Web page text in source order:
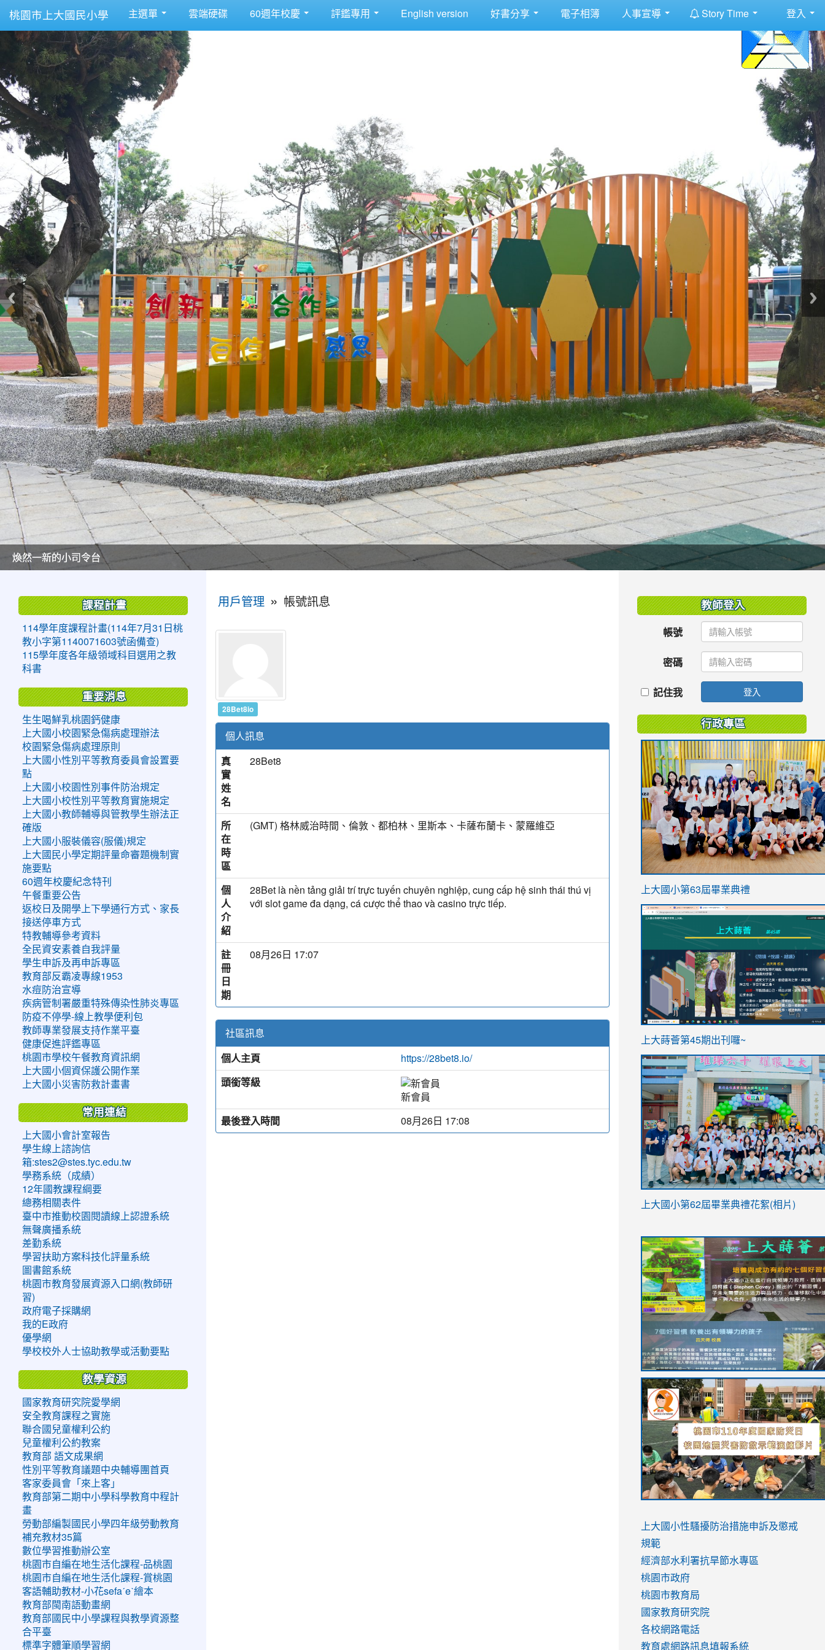
桃園市上大國民小學 主選單 雲端硬碟 60週年校慶 評鑑專用 English version 好書分享 電子相簿 人事宣導 Story Time 登入
美麗的操場是我們活力的來源
美麗的操場是我們活力的來源
煥然一新的小司令台
煥然一新的小司令台
富含桃園埤塘田園風光意象的中廊
富含桃園埤塘田園風光意象的中廊
嶄新的中庭廣場
嶄新的中庭廣場
水生池生生不息
水生池生生不息
用戶管理 » 帳號訊息
28Bet8io
個人訊息
真
實
姓
名
28Bet8
所
在
時
區
(GMT) 格林威治時間、倫敦、都柏林、里斯本、卡薩布蘭卡、蒙羅維亞
個
人
介
紹
28Bet là nền tảng giải trí trực tuyến chuyên nghiệp, cung cấp hệ sinh thái thú vị
với slot game đa dạng, cá cược thể thao và casino trực tiếp.
註
冊
日
期
08月26日 17:07
社區訊息
個人主頁
https://28bet8.io/
頭銜等級
新會員
最後登入時間
08月26日 17:08
課程計畫
114學年度課程計畫(114年7月31日桃
教小字第1140071603號函備查)
115學年度各年級領域科目選用之教
科書
重要消息
生生喝鮮乳桃園鈣健康
上大國小校園緊急傷病處理辦法
校園緊急傷病處理原則
上大國小性別平等教育委員會設置要
點
上大國小校園性別事件防治規定
上大國小校性別平等教育實施規定
上大國小教師輔導與管教學生辦法正
確版
上大國小服裝儀容(服儀)規定
上大國民小學定期評量命審題機制實
施要點
60週年校慶紀念特刊
午餐重要公告
返校日及開學上下學通行方式、家長
接送停車方式
特教輔導參考資料
全民資安素養自我評量
學生申訴及再申訴專區
教育部反霸凌專線1953
水痘防治宣導
疾病管制署嚴重特殊傳染性肺炎專區
防疫不停學-線上教學便利包
教師專業發展支持作業平臺
健康促進評鑑專區
桃園市學校午餐教育資訊網
上大國小個資保護公開作業
上大國小災害防救計畫書
常用連結
上大國小會計室報告
學生線上諮詢信
箱:stes2@stes.tyc.edu.tw
學務系統（成績）
12年國教課程綱要
總務相關表件
臺中市推動校園閱讀線上認證系統
無聲廣播系統
差勤系統
學習扶助方案科技化評量系統
圖書館系統
桃園市教育發展資源入口網(教師研
習)
政府電子採購網
我的E政府
優學網
學校校外人士協助教學或活動要點
教學資源
國家教育研究院愛學網
安全教育課程之實施
聯合國兒童權利公約
兒童權利公約教案
教育部 語文成果網
性別平等教育議題中央輔導團首頁
客家委員會「來上客」
教育部第二期中小學科學教育中程計
畫
勞動部編製國民小學四年級勞動教育
補充教材35篇
數位學習推動辦公室
桃園市自編在地生活化課程-品桃園
桃園市自編在地生活化課程-賞桃園
客語輔助教材-小花sefaˊeˋ繪本
教育部閩南語動畫網
教育部國民中小學課程與教學資源整
合平臺
標準字體筆順學習網
教師登入
帳號
密碼
記住我 登入
行政專區
link
https://sites.google.com/stes.tyc.edu.tw/
上大國小第63屆畢業典禮
link
ink
https://sites.google.com/stes.tyc.edu.tw/
link
https://sites.google.com/stes.tyc.edu.tw/
上大蒔薈第45期出刊囉~
link
YfDQppRvyMk686kIw6SBbssEIZ6WnT/
usp=sharing
上大國小第62屆畢業典禮花絮(相片)
to
https://drive.google.com/file/d/1I-
YfDQppRvyMk686kIw6SBbssEIZ6WnT/
usp=sharing
to
https://sites.google.com/stes.tyc.edu.tw/
link
to
https://sites.google.com/stes.tyc.edu.tw/
link
to
https://drive.google.com/file/d/
usp=sharing
link
to
https://youtu.be/jJOMVWY3-
8M
link
to
https://drive.google.com/file/d/
usp=sharing
to
https://www.youtube.com/watch?
v=hC_gdZndU9s
to
https://www.youtube.com/watch?
v=hC_gdZndU9s
link
to
https://www.youtube.com/watch?
v=mfpNykQ0g4M
上大國小性騷擾防治措施申訴及懲戒
規範
經濟部水利署抗旱節水專區
桃園市政府
桃園市教育局
國家教育研究院
各校網路電話
教育處網路訊息填報系統